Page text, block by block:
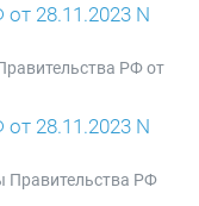
28.11.2023 N
РФ от
28.11.2023 N
Правительства РФ